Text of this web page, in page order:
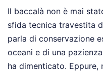
Il baccalà non è mai
sfida tecnica travestita
parla di conservazione
oceani e di una
ha dimenticato. Eppure,